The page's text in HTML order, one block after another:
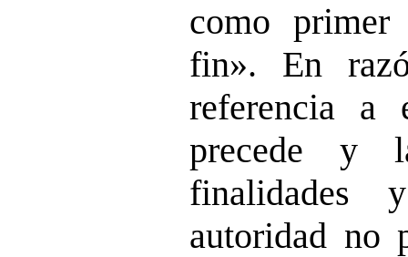
como
fin». En
referencia a
precede y
finalidades
autoridad no